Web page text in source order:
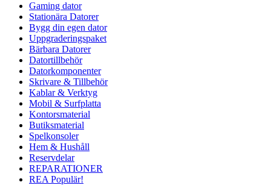
Gaming dator
Stationära Datorer
Bygg din egen dator
Uppgraderingspaket
Bärbara Datorer
Datortillbehör
Datorkomponenter
Skrivare & Tillbehör
Kablar & Verktyg
Mobil & Surfplatta
Kontorsmaterial
Butiksmaterial
Spelkonsoler
Hem & Hushåll
Reservdelar
REPARATIONER
REA Populär!